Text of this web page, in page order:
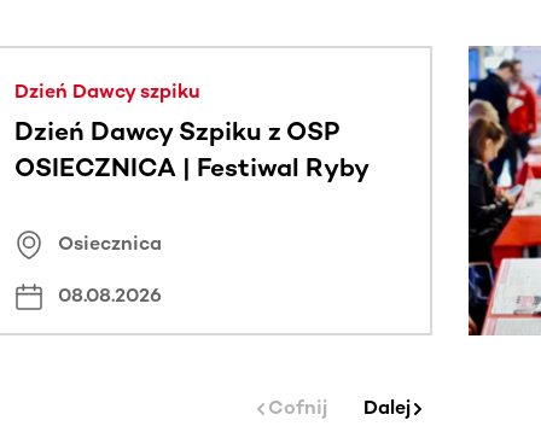
Dzień Dawcy szpiku
Dzień Dawcy Szpiku z OSP
OSIECZNICA | Festiwal Ryby
Osiecznica
08.08.2026
Cofnij Dalej